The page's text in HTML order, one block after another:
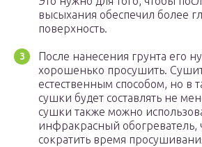
высыхания обеспечил более
поверхность.
После нанесения грунта его
хорошенько просушить.
естественным способом, но в
сушки будет составлять не
сушки также можно
инфракрасный обогреватель,
сократить время